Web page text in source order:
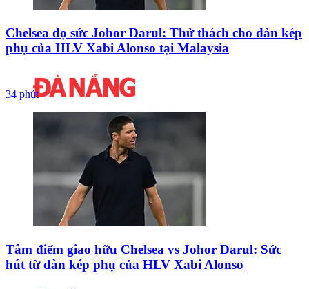
Chelsea đọ sức Johor Darul: Thử thách cho dàn kép
phụ của HLV Xabi Alonso tại Malaysia
34 phút
Tâm điểm giao hữu Chelsea vs Johor Darul: Sức
hút từ dàn kép phụ của HLV Xabi Alonso